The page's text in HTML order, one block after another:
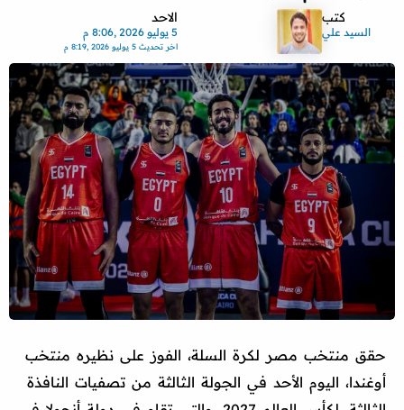
كتب
السيد علي
الاحد
5 يوليو 2026 ,8:06 م
اخر تحديث5 يوليو 2026 ,8:19 م
حقق منتخب مصر لكرة السلة، الفوز على نظيره منتخب
أوغندا، اليوم الأحد في الجولة الثالثة من تصفيات النافذة